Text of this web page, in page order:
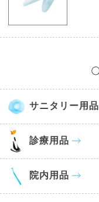
サニタリー用品
診療用品
院内用品